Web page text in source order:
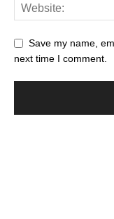
Save my name,
next time I comment.